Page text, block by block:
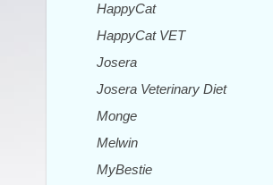
HappyCat
HappyCat VET
Josera
Josera Veterinary Diet
Monge
Melwin
MyBestie